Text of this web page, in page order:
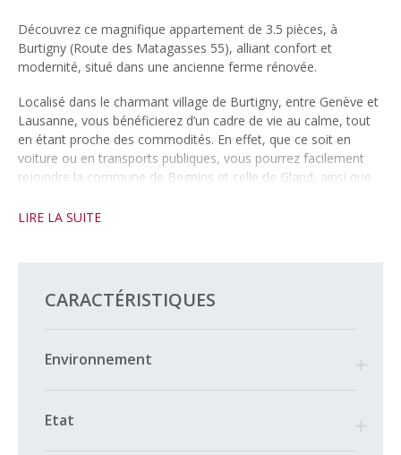
Découvrez ce magnifique appartement de 3.5 pièces, à
Burtigny (Route des Matagasses 55), alliant confort et
modernité, situé dans une ancienne ferme rénovée.
Localisé dans le charmant village de Burtigny, entre Genève et
Lausanne, vous bénéficierez d’un cadre de vie au calme, tout
en étant proche des commodités. En effet, que ce soit en
voiture ou en transports publiques, vous pourrez facilement
rejoindre la commune de Begnins et celle de Gland, ainsi que
– Une cuisine entièrement équipée, ouverte sur le séjour
– Une salle de bain/WC
Par ailleurs, vous pourrez également profiter d’une terrasse et
d’un espace jardin pour des moments de détente (espace
LIRE LA SUITE
CARACTÉRISTIQUES
Environnement
Etat